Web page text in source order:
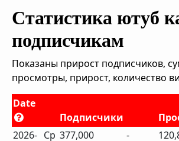
Статистика ютуб
подписчикам
Показаны прирост подписчиков,
просмотры, прирост, количество
Date
Подписчики
2026- Ср 377,000 -